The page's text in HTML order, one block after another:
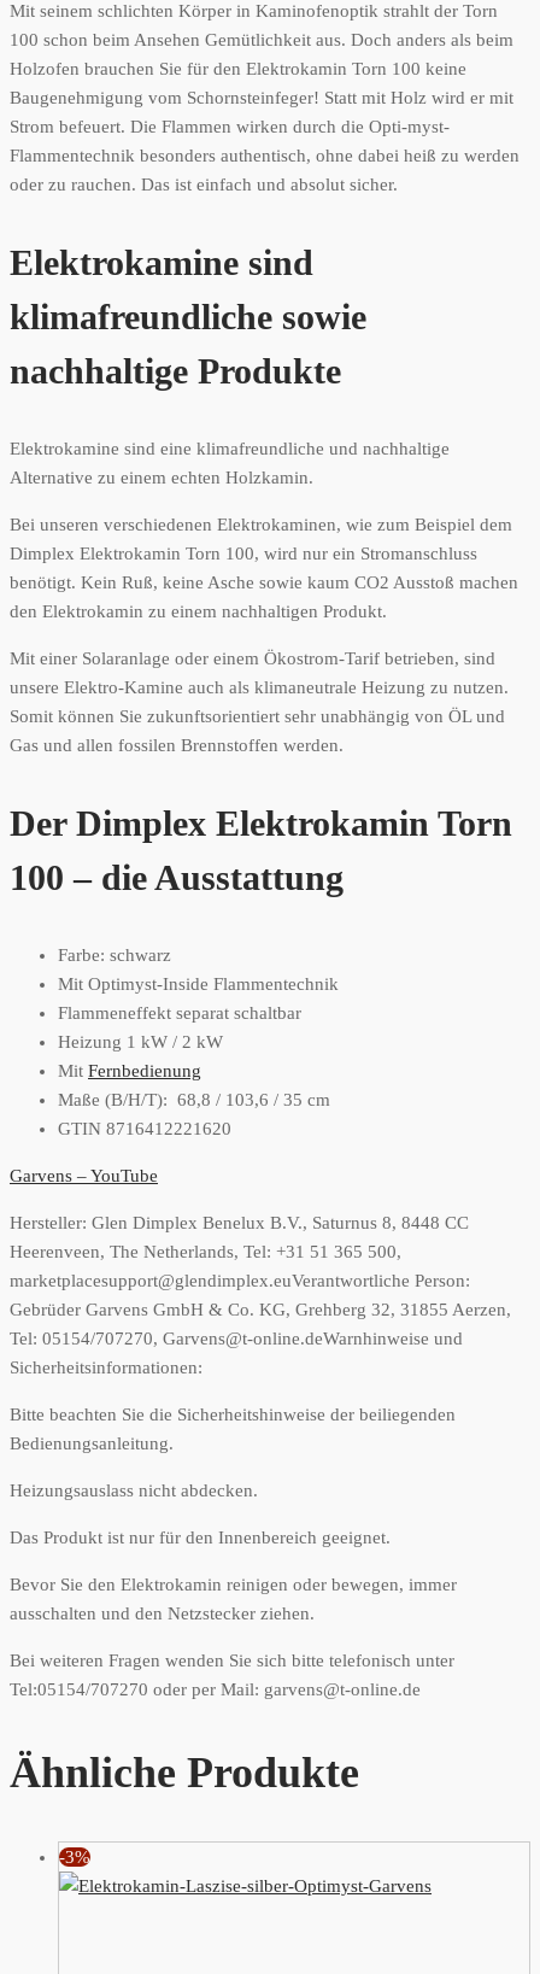
Mit seinem schlichten Körper in Kaminofenoptik strahlt der Torn
100 schon beim Ansehen Gemütlichkeit aus. Doch anders als beim
Holzofen brauchen Sie für den Elektrokamin Torn 100 keine
Baugenehmigung vom Schornsteinfeger! Statt mit Holz wird er mit
Strom befeuert. Die Flammen wirken durch die Opti-myst-
Flammentechnik besonders authentisch, ohne dabei heiß zu werden
oder zu rauchen. Das ist einfach und absolut sicher.
Elektrokamine sind
klimafreundliche sowie
nachhaltige Produkte
Elektrokamine sind eine klimafreundliche und nachhaltige
Alternative zu einem echten Holzkamin.
Bei unseren verschiedenen Elektrokaminen, wie zum Beispiel dem
Dimplex Elektrokamin Torn 100, wird nur ein Stromanschluss
benötigt. Kein Ruß, keine Asche sowie kaum CO2 Ausstoß machen
den Elektrokamin zu einem nachhaltigen Produkt.
Mit einer Solaranlage oder einem Ökostrom-Tarif betrieben, sind
unsere Elektro-Kamine auch als klimaneutrale Heizung zu nutzen.
Somit können Sie zukunftsorientiert sehr unabhängig von ÖL und
Gas und allen fossilen Brennstoffen werden.
Der Dimplex Elektrokamin Torn
100 – die Ausstattung
Farbe: schwarz
Mit Optimyst-Inside Flammentechnik
Flammeneffekt separat schaltbar
Heizung 1 kW / 2 kW
Mit Fernbedienung
Maße (B/H/T): 68,8 / 103,6 / 35 cm
GTIN 8716412221620
Garvens – YouTube
Hersteller: Glen Dimplex Benelux B.V., Saturnus 8, 8448 CC
Heerenveen, The Netherlands, Tel: +31 51 365 500,
marketplacesupport@glendimplex.euVerantwortliche Person:
Gebrüder Garvens GmbH & Co. KG, Grehberg 32, 31855 Aerzen,
Tel: 05154/707270, Garvens@t-online.deWarnhinweise und
Sicherheitsinformationen:
Bitte beachten Sie die Sicherheitshinweise der beiliegenden
Bedienungsanleitung.
Heizungsauslass nicht abdecken.
Das Produkt ist nur für den Innenbereich geeignet.
Bevor Sie den Elektrokamin reinigen oder bewegen, immer
ausschalten und den Netzstecker ziehen.
Bei weiteren Fragen wenden Sie sich bitte telefonisch unter
Tel:05154/707270 oder per Mail: garvens@t-online.de
Ähnliche Produkte
-3%